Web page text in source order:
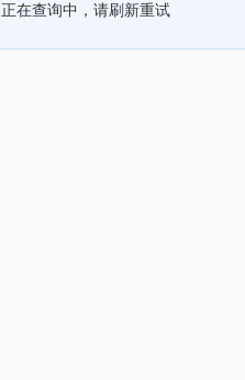
正在查询中，请刷新重试